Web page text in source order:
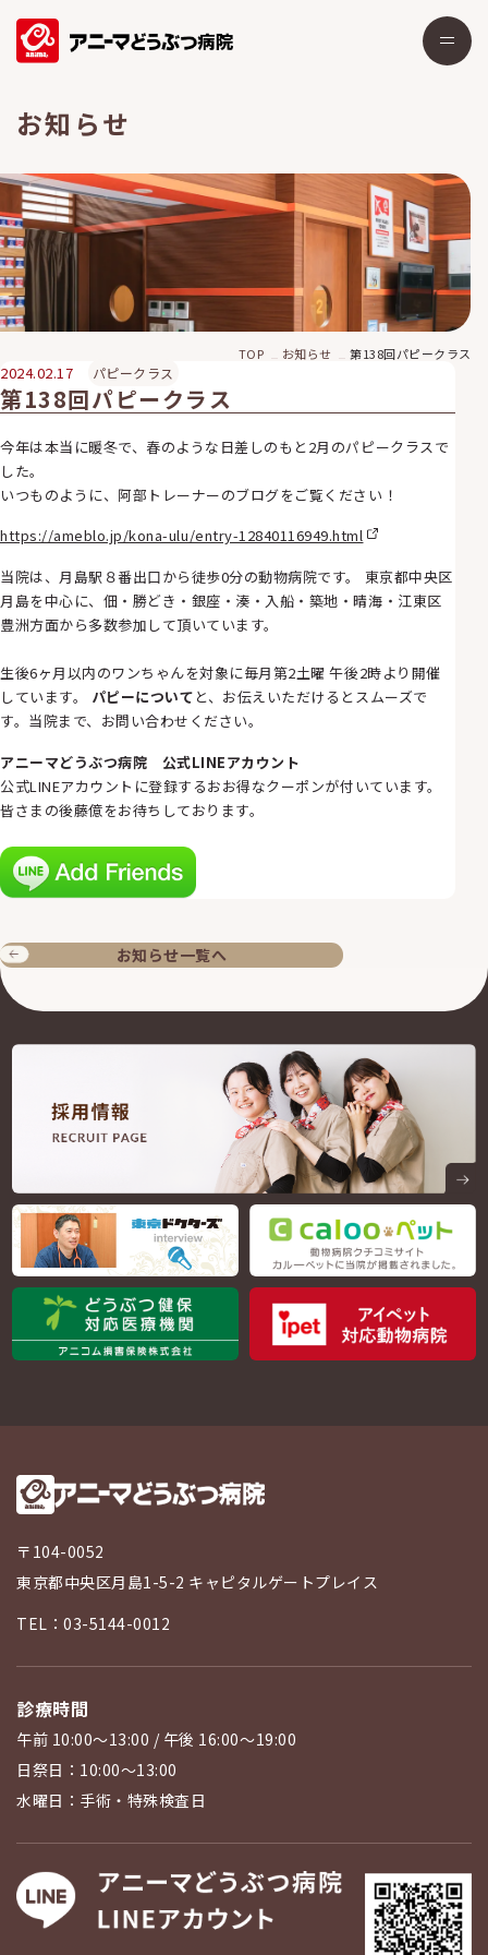
お知らせ
TOP お知らせ 第138回パピークラス
2024.02.17 パピークラス
第138回パピークラス
今年は本当に暖冬で、春のような日差しのもと2月のパピークラスで
した。
いつものように、阿部トレーナーのブログをご覧ください！
https://ameblo.jp/kona-ulu/entry-12840116949.html
当院は、月島駅８番出口から徒歩0分の動物病院です。 東京都中央区
月島を中心に、佃・勝どき・銀座・湊・入船・築地・晴海・江東区
豊洲方面から多数参加して頂いています。
生後6ヶ月以内のワンちゃんを対象に毎月第2土曜 午後2時より開催
しています。 パピーについて と、お伝えいただけるとスムーズで
す。当院まで、お問い合わせください。
アニーマどうぶつ病院 公式LINEアカウント
公式LINEアカウントに登録するおお得なクーポンが付いています。
皆さまの後藤億をお待ちしております。
お知らせ一覧へ
〒104-0052
東京都中央区月島1-5-2 キャピタルゲートプレイス
TEL：03-5144-0012
診療時間
午前 10:00〜13:00 / 午後 16:00〜19:00
日祭日：10:00〜13:00
水曜日：手術・特殊検査日